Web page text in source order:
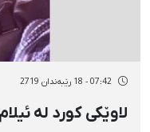
07:42 - 18 رێبەندان 2719
لاوێکی کورد لە